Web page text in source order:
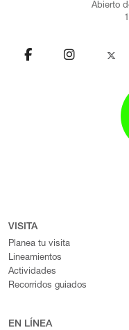
Abierto
VISITA
Planea tu visita
Lineamientos
Actividades
Recorridos guiados
EN LÍNEA